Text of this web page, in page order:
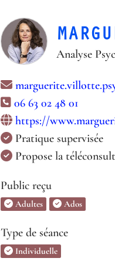
Analyse
06 63 02 48 01
https://
Pratique supervisée
Propose la
Public reçu
Adultes Ados
Type de séance
Individuelle